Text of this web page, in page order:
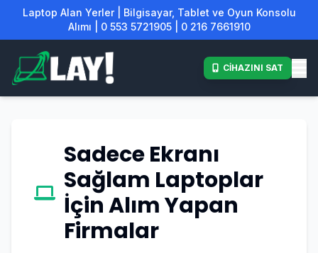
Laptop Alan Yerler | Bilgisayar, Tablet ve Oyun Konsolu
Alımı | 0 553 5721905 | 0 216 7661910
CİHAZINI SAT
Sadece Ekranı
Sağlam Laptoplar
İçin Alım Yapan
Firmalar